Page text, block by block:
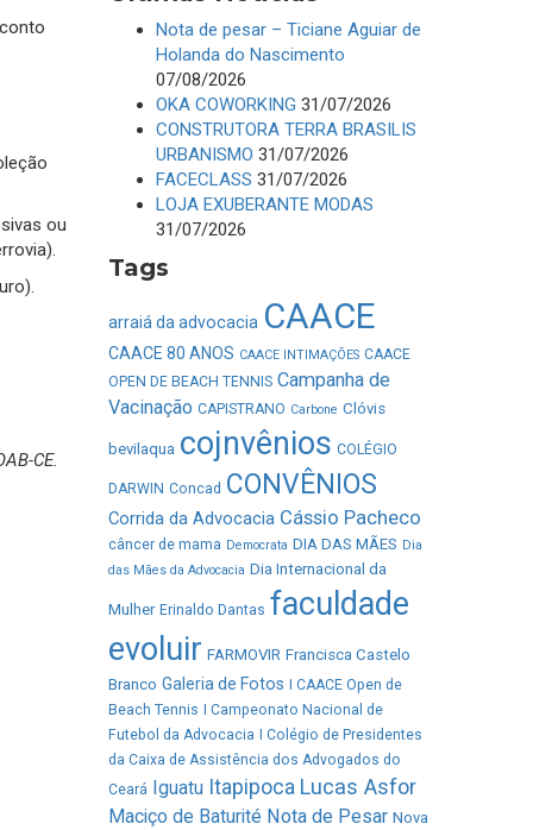
ou
CE.
Nota de pesar – Ticiane Aguiar de
Holanda do Nascimento
07/08/2026
OKA COWORKING 31/07/2026
CONSTRUTORA TERRA BRASILIS
URBANISMO 31/07/2026
FACECLASS 31/07/2026
LOJA EXUBERANTE MODAS
31/07/2026
Tags
arraiá da advocacia CAACE
CAACE 80 ANOS CAACE INTIMAÇÕES CAACE
OPEN DE BEACH TENNIS Campanha de
Vacinação CAPISTRANO Carbone Clóvis
bevilaqua cojnvênios COLÉGIO
DARWIN Concad CONVÊNIOS
Corrida da Advocacia Cássio Pacheco
câncer de mama Democrata DIA DAS MÃES Dia
das Mães da Advocacia Dia Internacional da
Mulher Erinaldo Dantas faculdade
evoluir FARMOVIR Francisca Castelo
Branco Galeria de Fotos I CAACE Open de
Beach Tennis I Campeonato Nacional de
Futebol da Advocacia I Colégio de Presidentes
da Caixa de Assistência dos Advogados do
Ceará Iguatu Itapipoca Lucas Asfor
Maciço de Baturité Nota de Pesar Nova